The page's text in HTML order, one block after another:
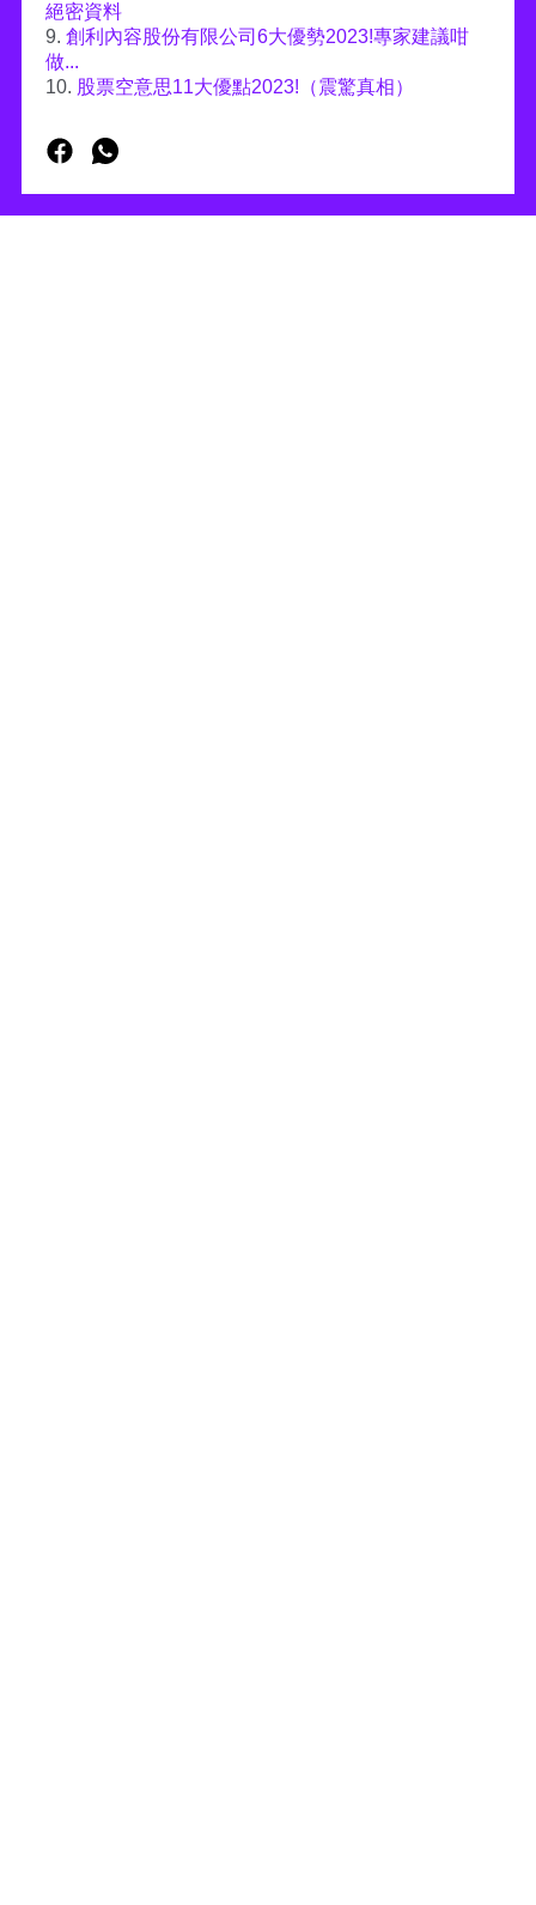
絕密資料
9. 創利內容股份有限公司6大優勢2023!專家建議咁
做...
10. 股票空意思11大優點2023!（震驚真相）